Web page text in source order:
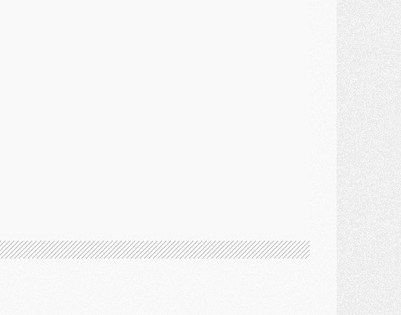
- Le statu quo du milieu du PSG se précise